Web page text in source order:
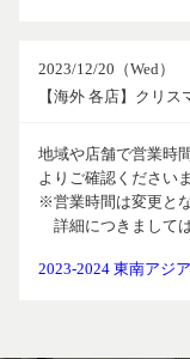
2023/12/20（Wed）
【海外 各店】クリ
地域や店舗で営業時
よりご確認くださいま
※営業時間は変更と
詳細につきまして
2023-2024 東南アジ